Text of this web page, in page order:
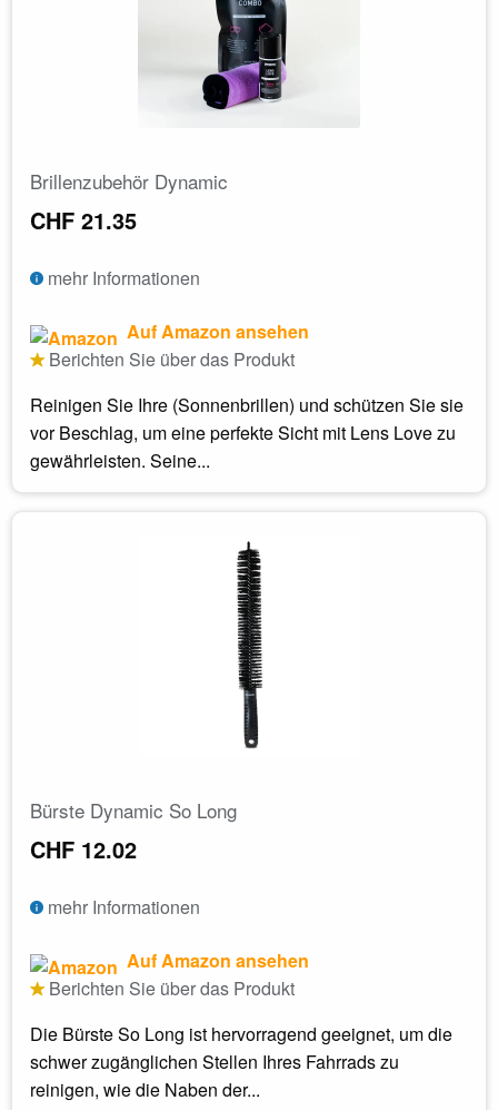
Brillenzubehör Dynamic
CHF 21.35
mehr Informationen
Auf Amazon ansehen
Berichten Sie über das Produkt
Reinigen Sie Ihre (Sonnenbrillen) und schützen Sie sie
vor Beschlag, um eine perfekte Sicht mit Lens Love zu
gewährleisten. Seine...
Bürste Dynamic So Long
CHF 12.02
mehr Informationen
Auf Amazon ansehen
Berichten Sie über das Produkt
Die Bürste So Long ist hervorragend geeignet, um die
schwer zugänglichen Stellen Ihres Fahrrads zu
reinigen, wie die Naben der...